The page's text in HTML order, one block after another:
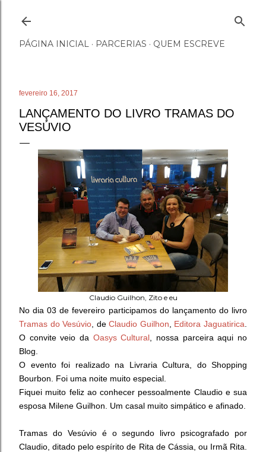
PÁGINA INICIAL PARCERIAS QUEM ESCREVE
fevereiro 16, 2017
LANÇAMENTO DO LIVRO TRAMAS DO
VESÚVIO
Claudio Guilhon, Zito e eu
No dia 03 de fevereiro participamos do lançamento do livro
Tramas do Vesúvio , deClaudio Guilhon Editora Jaguatirica
O convite veio da Oasys Cultural , nossa parceira aqui no
Blog.
O evento foi realizado na Livraria Cultura, do Shopping
Bourbon. Foi uma noite muito especial.
Fiquei muito feliz ao conhecer pessoalmente Claudio e sua
esposa Milene Guilhon. Um casal muito simpático e afinado.
Tramas do Vesúvio é o segundo livro psicografado por
Claudio,ditado pelo espírito de Rita de Cássia, ou Irmã Rita.